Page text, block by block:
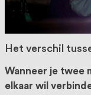
Het verschil
Wanneer je twee
elkaar wil